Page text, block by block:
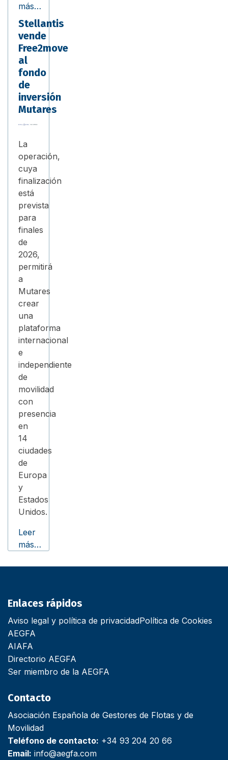
más…
Stellantis
vende
Free2move
al
fondo
de
inversión
Mutares
La
operación,
cuya
finalización
está
prevista
para
finales
de
2026,
permitirá
a
Mutares
crear
una
plataforma
internacional
e
independiente
de
movilidad
con
presencia
en
14
ciudades
de
Europa
y
Estados
Unidos.
Leer
más…
Enlaces rápidos
Aviso legal y política de privacidadPolítica de Cookies
AEGFA
AIAFA
Directorio AEGFA
Ser miembro de la AEGFA
Contacto
Asociación Española de Gestores de Flotas y de
Movilidad
Teléfono de contacto: +34 93 204 20 66
Email: info@aegfa.com